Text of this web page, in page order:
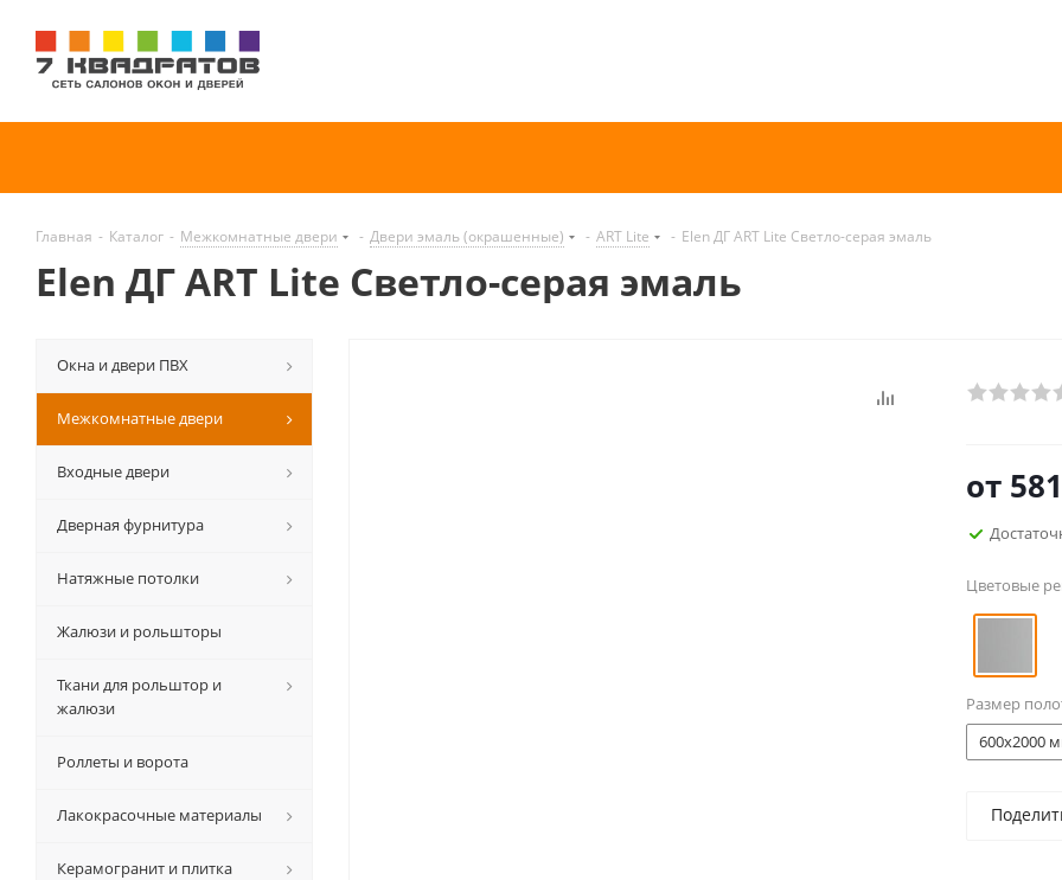
Главная - Каталог - Межкомнатные двери - Двери эмаль (окрашенные) - ART Lite - Elen ДГ ART Lite Светло-серая эмаль
Elen ДГ ART Lite Светло-серая эмаль
от
Цветовые
Размер
600x2000
Окна и двери ПВХ
Межкомнатные двери
Входные двери
Дверная фурнитура
Натяжные потолки
Жалюзи и рольшторы
Ткани для рольштор и
жалюзи
Роллеты и ворота
Лакокрасочные материалы
Керамогранит и плитка